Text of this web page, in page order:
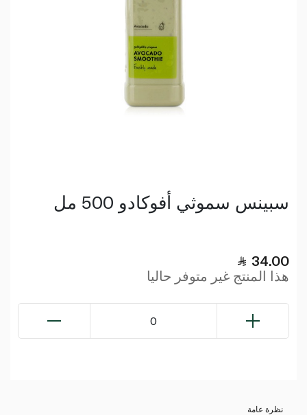
سبينس سموثي أفوكادو 500 مل
34.00
هذا المنتج غير متوفر حاليا
0
نظرة عامة